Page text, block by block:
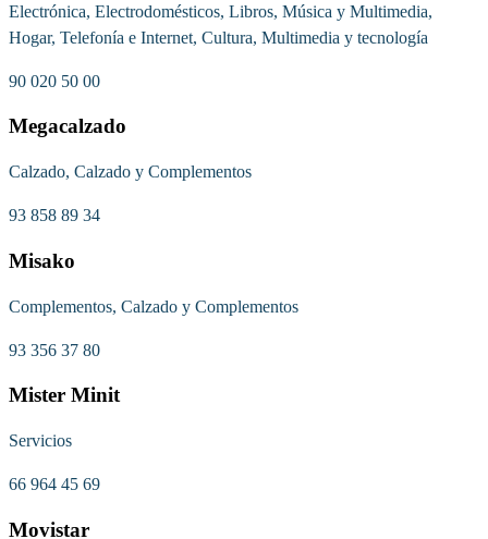
Electrónica, Electrodomésticos, Libros, Música y Multimedia,
Hogar, Telefonía e Internet, Cultura, Multimedia y tecnología
90 020 50 00
Megacalzado
Calzado, Calzado y Complementos
93 858 89 34
Misako
Complementos, Calzado y Complementos
93 356 37 80
Mister Minit
Servicios
66 964 45 69
Movistar